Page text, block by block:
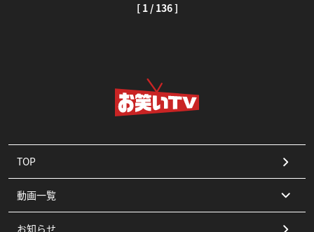
[ 1 / 136 ]
TOP
動画一覧
コント
お知らせ